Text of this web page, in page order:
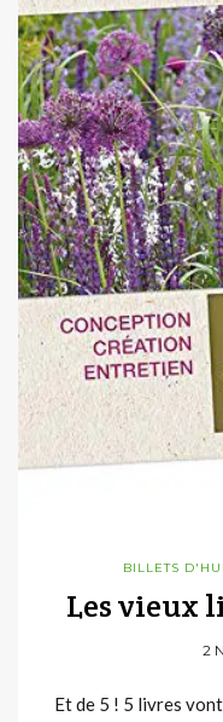
BILLETS
Les vieux
2
Et de 5 ! 5 livres